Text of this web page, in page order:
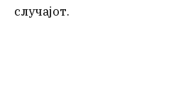
случајот.